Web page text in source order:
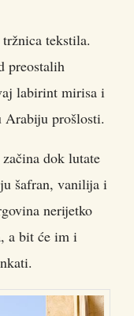
tekstila.
preostalih
labirint mirisa i
Arabiju prošlosti.
dok lutate
šafran, vanilija i
nerijetko
a bit će im i